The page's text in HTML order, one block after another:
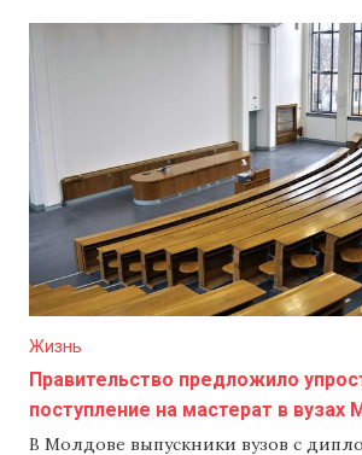
заявление, что делать, если у
прописки в Кишиневе,
Жизнь
Правительство предложило
поступление на мастерат в вузах
В Молдове выпускники вузов с